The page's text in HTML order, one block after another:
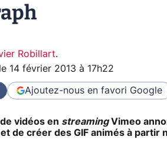
Robillart.
14 février 2013 à 17h22
Ajoutez-nous en favori Google
vidéos en streamingVimeo
de créer des GIF animés à